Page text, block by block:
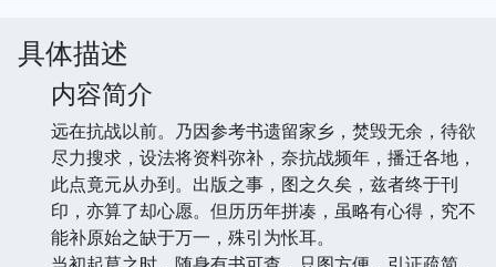
具体描述
内容简介
远在抗战以前。乃因参考书遗留家乡，焚毁无余，待欲
尽力搜求，设法将资料弥补，奈抗战频年，播迁各地，
此点竟元从办到。出版之事，图之久矣，兹者终于刊
印，亦算了却心愿。但历历年拼凑，虽略有心得，究不
能补原始之缺于万一，殊引为怅耳。